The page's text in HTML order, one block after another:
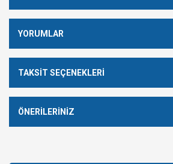
YORUMLAR
TAKSIT SEÇENEKLERI
ÖNERILERINIZ